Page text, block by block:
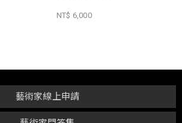
NT$ 6,000
藝術家線上申請